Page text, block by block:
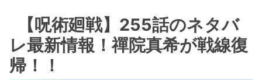
【呪術廻戦】255話のネタバ
レ最新情報！禪院真希が戦線復
帰！！